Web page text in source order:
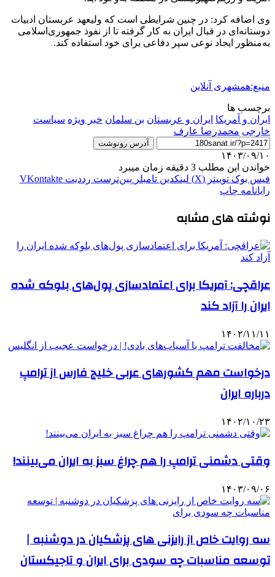
وی اضافه کرد: در چنین شرایطی است که ولیعهد عربستان ادبیات
دوستانه‌ای در قبال ایران به کار گرفته تا از نفوذ جمهوری‌اسلامی
به‌منظور ایجاد نوعی سپر دفاعی برای خود استفاده کند.
منبع:همشهری آنلاین
برچسب ها
ایران و آمریکا ایران و عربستان بن سلمان خبر ویژه سیاست‌
خارجی محمدرضا عارف
آدرس رونوشت
۱۴۰۳/۰۹/۱۰
خواندن این مطلب 3 دقیقه زمان میبرد
فیس بوک توییتر (X) لینکدین ‫تامبلر ‫پین‌ترست ‫رددیت ‫VKontakte
رایانامه چاپ
نوشته های مشابه
عراقچی: آمریکا برای اعتمادسازی پول‌های بلوکه شده
ایران را آزاد کند
۱۴۰۲/۱۱/۱۱
درخواست مهم کشورهای عربی خلیج فارس از ترامپ
درباره ایران
۱۴۰۲/۱۰/۲۳
وقتی دشمنی ترامپ را هم چراغ سبز به ایران می‌بینند!
۱۴۰۳/۰۹/۰۶
سه روایت خاص از رایزنی های پزشکیان در دوشنبه |
توسعه مناسبات چه سودی برای ایران و تاجیکستان